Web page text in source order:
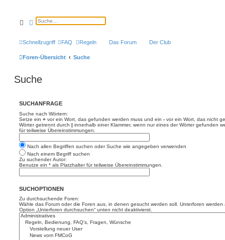
SucheErweiterte Suche
Schnellzugriff FAQ Regeln Das Forum Der Club
Foren-Übersicht Suche
Suche
SUCHANFRAGE
Suche nach Wörtern:
Setze ein + vor ein Wort, das gefunden werden muss und ein - vor ein Wort, das nicht
Wörter getrennt durch | innerhalb einer Klammer, wenn nur eines der Wörter gefunden
für teilweise Übereinstimmungen.
Nach allen Begriffen suchen oder Suche wie angegeben verwenden
Nach einem Begriff suchen
Zu suchender Autor:
Benutze ein * als Platzhalter für teilweise Übereinstimmungen.
SUCHOPTIONEN
Zu durchsuchende Foren:
Wähle das Forum oder die Foren aus, in denen gesucht werden soll. Unterforen
Option „Unterforen durchsuchen“ unten nicht deaktivierst.